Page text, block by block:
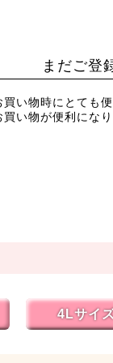
まだご登
い物時にとても
い物が便利にな
4Lサイ